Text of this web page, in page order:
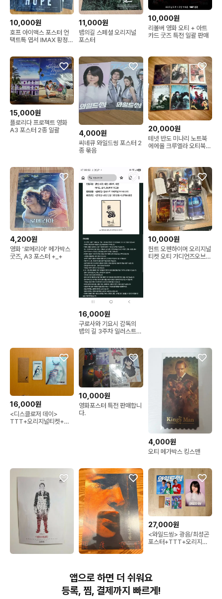
10,000원
호프 아이맥스 포스터 언
택트톡 엽서 IMAX 황정민
오티
11,000원
뱀의길 스페셜 오리지널
포스터
10,000원
리볼버 영화 오티 + 아트
카드 굿즈 특전 일괄 판매
15,000원
플로리다 프로젝트 영화
A3 포스터 2종 일괄
4,000원
씨네큐 와일드씽 포스터 2
종 묶음
20,000원
테넷 반도 미나리 노트북
에에올 크루엘라 오티북
4,200원
영화 '로메리아' 메가박스
굿즈, A3 포스터 +_+
16,000원
구로사와 기요시 감독의
뱀의 길 3주차 일러스트
니다
10,000원
헌트 오펜하이머 오리지널
티켓 오티 가디언즈오브갤
16,000원
<디스클로저 데이>
TTT+오리지널티켓+아
10,000원
영화포스터 특전 판매합니
다.
4,000원
오티 메가박스 킹스맨
데시네마 메가박스 박찬욱
영화 전단지 이도공간 풍
재기시 퍼펙트데이즈 존윅
겨울왕국2
27,000원
<와일드씽> 광음/최성곤
포스터+TTT+오리지널
앱으로 하면 더 쉬워요
등록, 찜, 결제까지 빠르게!